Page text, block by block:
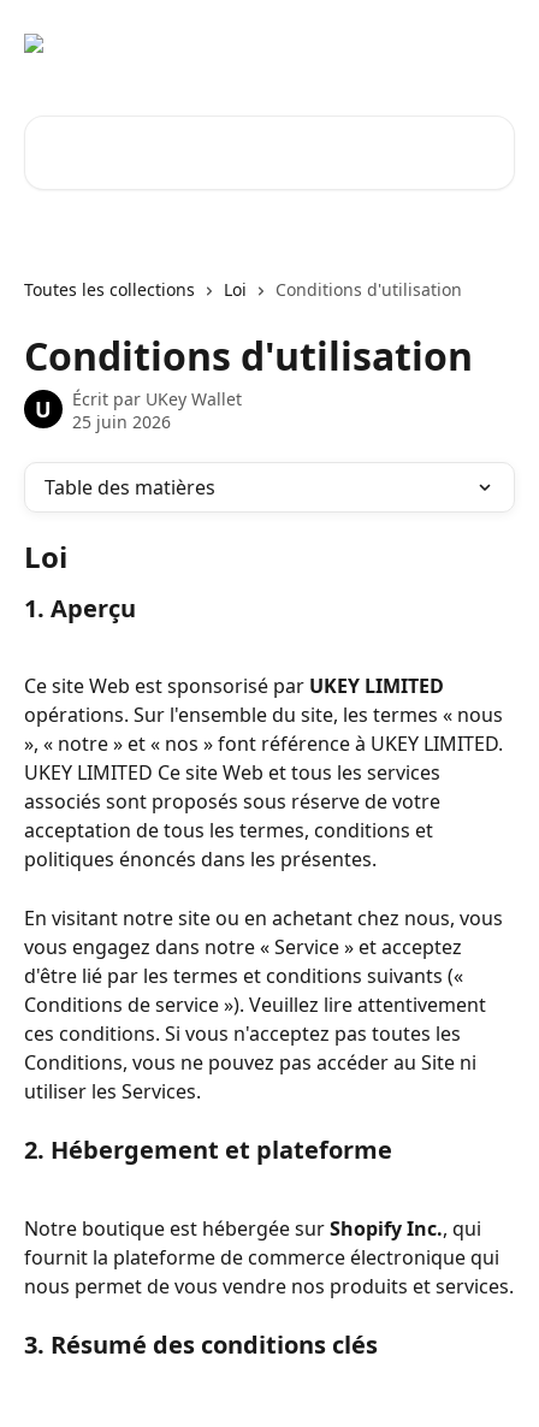
Toutes les collections Loi Conditions d'utilisation
Conditions d'utilisation
U Écrit par UKey Wallet
25 juin 2026
Table des matières
Loi
1. Aperçu
Ce site Web est sponsorisé par UKEY LIMITED
opérations. Sur l'ensemble du site, les termes « nous
», « notre » et « nos » font référence à UKEY LIMITED.
UKEY LIMITED Ce site Web et tous les services
associés sont proposés sous réserve de votre
acceptation de tous les termes, conditions et
politiques énoncés dans les présentes.
En visitant notre site ou en achetant chez nous, vous
vous engagez dans notre « Service » et acceptez
d'être lié par les termes et conditions suivants («
Conditions de service »). Veuillez lire attentivement
ces conditions. Si vous n'acceptez pas toutes les
Conditions, vous ne pouvez pas accéder au Site ni
utiliser les Services.
2. Hébergement et plateforme
Notre boutique est hébergée sur Shopify Inc., qui
fournit la plateforme de commerce électronique qui
nous permet de vous vendre nos produits et services.
3. Résumé des conditions clés